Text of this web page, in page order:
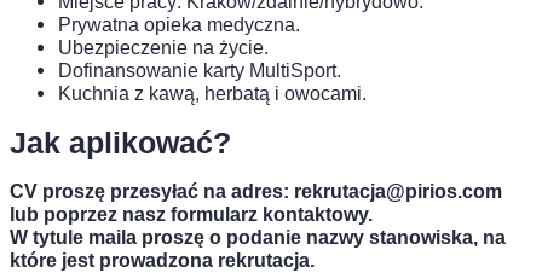
Prywatna opieka medyczna.
Ubezpieczenie na życie.
Dofinansowanie karty MultiSport.
Kuchnia z kawą, herbatą i owocami.
Jak aplikować?
CV proszę przesyłać na adres: rekrutacja@pirios.com
lub poprzez nasz formularz kontaktowy.
W tytule maila proszę o podanie nazwy stanowiska, na
które jest prowadzona rekrutacja.